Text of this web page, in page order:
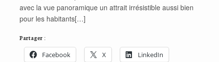
avec la vue panoramique un attrait irrésistible aussi bien
pour les habitants[…]
Partager :
Facebook X LinkedIn